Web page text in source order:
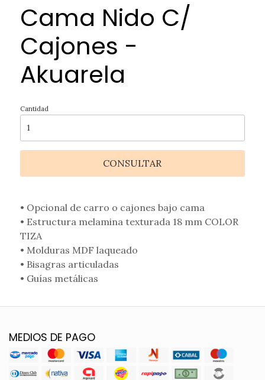
Cama Nido C/
Cajones -
Akuarela
Cantidad
CONSULTAR
• Opcional de carro o cajones bajo cama
• Estructura melamina texturada 18 mm COLOR
TIZA
• Molduras MDF laqueado
• Bisagras articuladas
• Guías metálicas
MEDIOS DE PAGO